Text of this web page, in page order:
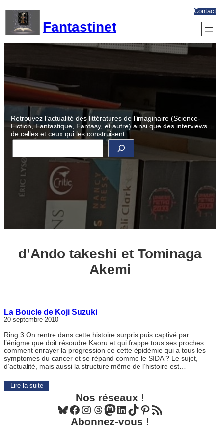
contenu
Fantastinet
Contact
Retrouvez l’actualité des littératures de l’imaginaire (Science-
Fiction, Fantastique, Fantasy, et autre) ainsi que des interviews
de celles et ceux qui les construisent.
R
c
d’Ando takeshi et Tominaga
Akemi
La Boucle de Koji Suzuki
20 septembre 2010
Ring 3 On rentre dans cette histoire surpris puis captivé par
l’énigme que doit résoudre Kaoru et qui frappe tous ses proches :
comment enrayer la progression de cette épidémie qui a tous les
symptomes du cancer et se répand comme le SIDA ? Le sujet,
d’actualité, mais aussi la structure même de l’histoire est…
Lire la suite
Nos réseaux !
Bluesky Facebook Instagram Threads Mastodon LinkedIn TikTok Pinterest Flux RSS
Abonnez-vous !